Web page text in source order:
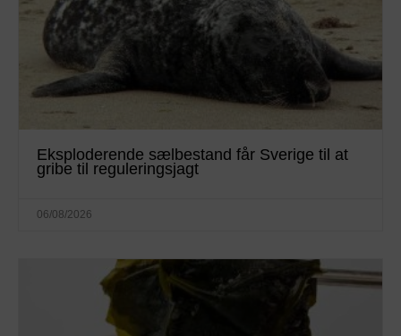
Eksploderende sælbestand får Sverige til at
gribe til reguleringsjagt
06/08/2026